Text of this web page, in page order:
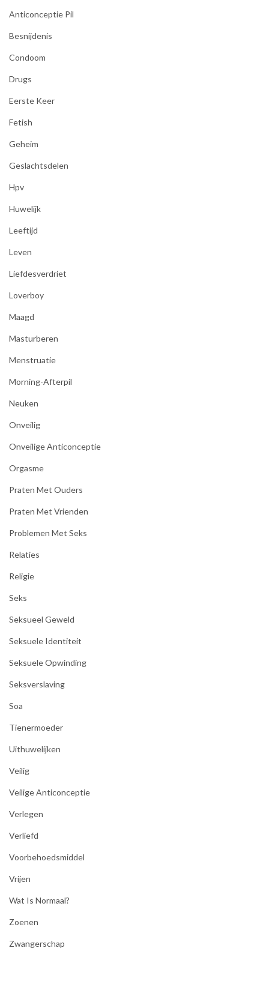
Anticonceptie Pil
Besnijdenis
Condoom
Drugs
Eerste Keer
Fetish
Geheim
Geslachtsdelen
Hpv
Huwelijk
Leeftijd
Leven
Liefdesverdriet
Loverboy
Maagd
Masturberen
Menstruatie
Morning-Afterpil
Neuken
Onveilig
Onveilige Anticonceptie
Orgasme
Praten Met Ouders
Praten Met Vrienden
Problemen Met Seks
Relaties
Religie
Seks
Seksueel Geweld
Seksuele Identiteit
Seksuele Opwinding
Seksverslaving
Soa
Tienermoeder
Uithuwelijken
Veilig
Veilige Anticonceptie
Verlegen
Verliefd
Voorbehoedsmiddel
Vrijen
Wat Is Normaal?
Zoenen
Zwangerschap